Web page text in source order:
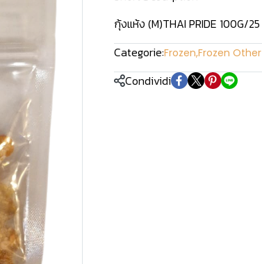
กุ้งแห้ง (M)THAI PRIDE 100G/25
Categorie:Frozen,Frozen Other
Condividi